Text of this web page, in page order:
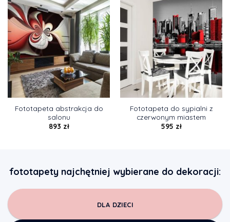
Fototapeta abstrakcja do
salonu
893 zł
Fototapeta do sypialni z
czerwonym miastem
595 zł
fototapety najchętniej wybierane do dekoracji:
DLA DZIECI